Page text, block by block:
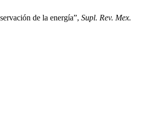
de la energía”, Supl. Rev. Mex.